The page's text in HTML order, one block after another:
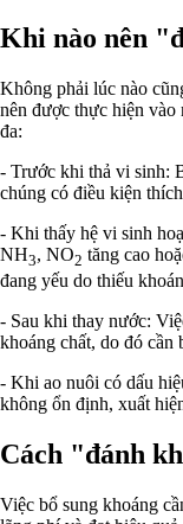
Khi nào nên
Không phải lúc nào
nên được thực hiện vào
đa:
- Trước khi thả vi sinh:
chúng có điều kiện
- Khi thấy hệ vi sinh
NH3, NO2 tăng cao
đang yếu do thiếu
- Sau khi thay nước:
khoáng chất, do đó cần
- Khi ao nuôi có dấu
không ổn định, xuất
Cách "đánh
Việc bổ sung khoáng